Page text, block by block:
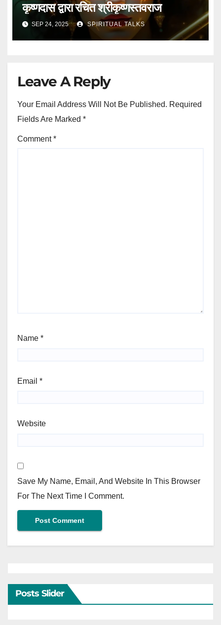
कृष्णदास द्वारा रचित श्रीकृष्णस्तवराज
SEP 24, 2025 SPIRITUAL TALKS
Leave A Reply
Your Email Address Will Not Be Published. Required
Fields Are Marked *
Comment*
Name *
Email *
Website
Save My Name, Email, And Website In This Browser
For The Next Time I Comment.
Posts Slider